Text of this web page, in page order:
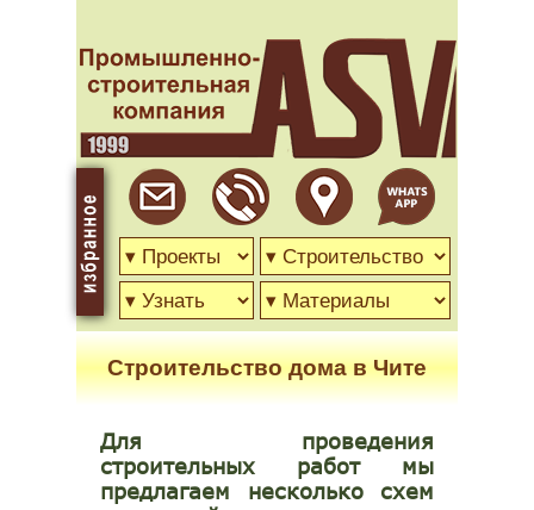
Строительство дома в Чите
Для проведения
строительных работ мы
предлагаем несколько схем